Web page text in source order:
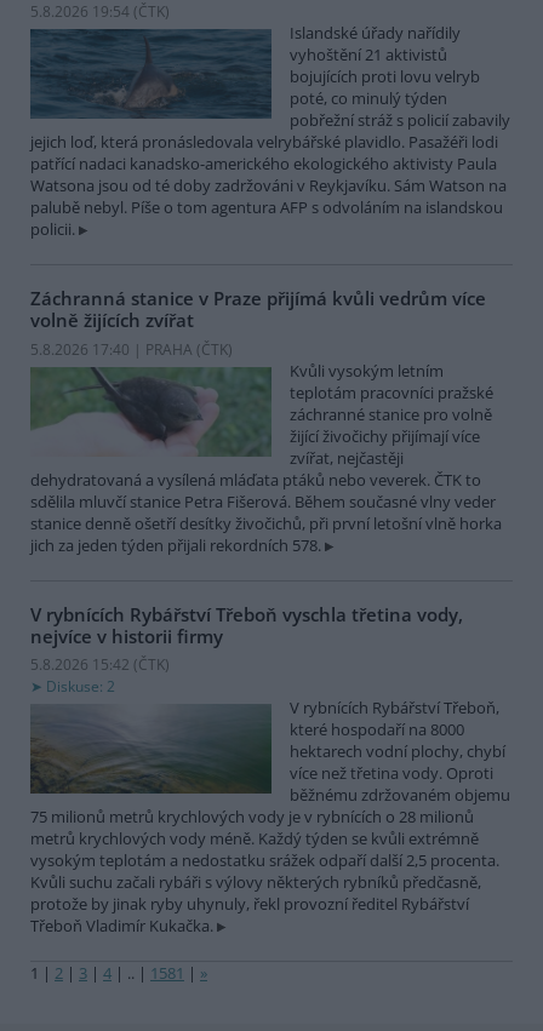
5.8.2026 19:54 (ČTK)
Islandské úřady nařídily
vyhoštění 21 aktivistů
bojujících proti lovu velryb
poté, co minulý týden
pobřežní stráž s policií zabavily
jejich loď, která pronásledovala velrybářské plavidlo. Pasažéři lodi
patřící nadaci kanadsko-amerického ekologického aktivisty Paula
Watsona jsou od té doby zadržováni v Reykjavíku. Sám Watson na
palubě nebyl. Píše o tom agentura AFP s odvoláním na islandskou
policii.
Záchranná stanice v Praze přijímá kvůli vedrům více
volně žijících zvířat
5.8.2026 17:40 | PRAHA (ČTK)
Kvůli vysokým letním
teplotám pracovníci pražské
záchranné stanice pro volně
žijící živočichy přijímají více
zvířat, nejčastěji
dehydratovaná a vysílená mláďata ptáků nebo veverek. ČTK to
sdělila mluvčí stanice Petra Fišerová. Během současné vlny veder
stanice denně ošetří desítky živočichů, při první letošní vlně horka
jich za jeden týden přijali rekordních 578.
V rybnících Rybářství Třeboň vyschla třetina vody,
nejvíce v historii firmy
5.8.2026 15:42 (ČTK)
Diskuse: 2
V rybnících Rybářství Třeboň,
které hospodaří na 8000
hektarech vodní plochy, chybí
více než třetina vody. Oproti
běžnému zdržovaném objemu
75 milionů metrů krychlových vody je v rybnících o 28 milionů
metrů krychlových vody méně. Každý týden se kvůli extrémně
vysokým teplotám a nedostatku srážek odpaří další 2,5 procenta.
Kvůli suchu začali rybáři s výlovy některých rybníků předčasně,
protože by jinak ryby uhynuly, řekl provozní ředitel Rybářství
Třeboň Vladimír Kukačka.
1 | 2 | 3 | 4 | .. | 1581 | »